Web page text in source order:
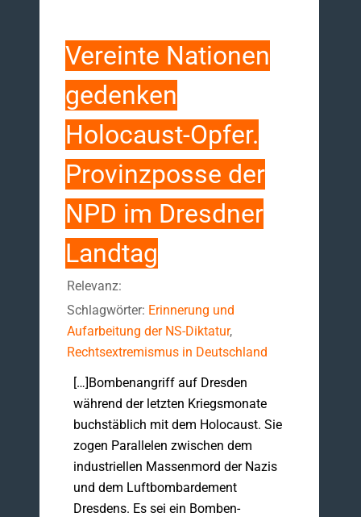
Vereinte Nationen
gedenken
Holocaust-Opfer.
Provinzposse der
NPD im Dresdner
Landtag
Relevanz:
Schlagwörter: Erinnerung und
Aufarbeitung der NS-Diktatur,
Rechtsextremismus in Deutschland
[…]Bombenangriff auf Dresden
während der letzten Kriegsmonate
buchstäblich mit dem Holocaust. Sie
zogen Parallelen zwischen dem
industriellen Massenmord der Nazis
und dem Luftbombardement
Dresdens. Es sei ein Bomben-